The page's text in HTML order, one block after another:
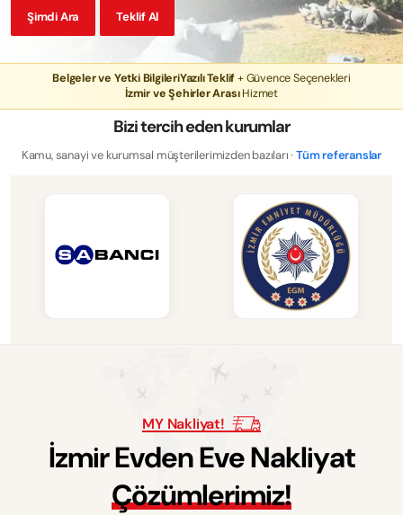
Şimdi Ara Teklif Al
Belgeler ve Yetki BilgileriYazılı Teklif+ Güvence Seçenekleri
İzmir ve Şehirler ArasıHizmet
Bizi tercih eden kurumlar
Kamu, sanayi ve kurumsal müşterilerimizden bazıları ·Tüm referanslar
MY Nakliyat!
İzmirEvdenEveNakliyat
Çözümlerimiz!